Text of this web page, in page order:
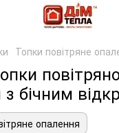
Топки повітряне
бічним
опалення